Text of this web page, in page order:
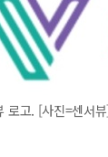
로고. [사진=센서